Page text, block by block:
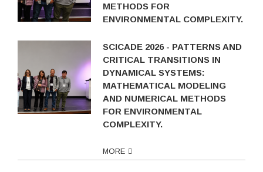
METHODS FOR
ENVIRONMENTAL COMPLEXITY.
SCICADE 2026 - PATTERNS AND
CRITICAL TRANSITIONS IN
DYNAMICAL SYSTEMS:
MATHEMATICAL MODELING
AND NUMERICAL METHODS
FOR ENVIRONMENTAL
COMPLEXITY.
MORE